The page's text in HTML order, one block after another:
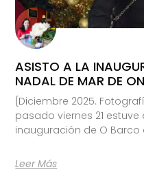
ASISTO A LA
NADAL DE MAR DE
{Diciembre 2025.
pasado viernes 21
inauguración de O Barco
Leer Más